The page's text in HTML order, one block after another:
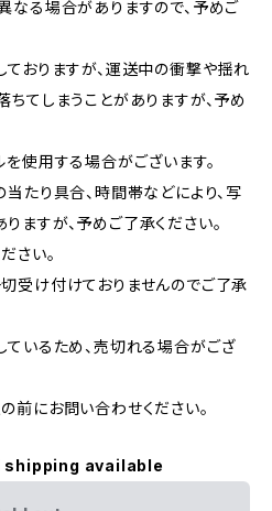
なる場合がありますので、予めご
ておりますが、運送中の衝撃や揺れ
ちてしまうことがありますが、予め
使用する場合がございます。
たり具合、時間帯などにより、写
ますが、予めご了承ください。
さい。
受け付けておりませんのでご了承
ているため、売切れる場合がござ
前にお問い合わせください。
available